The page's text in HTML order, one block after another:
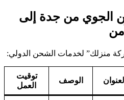
الجوي من جدة إلى
منزلك” لخدمات الشحن الدولي:
العنوان الوصف
توقيت
العمل